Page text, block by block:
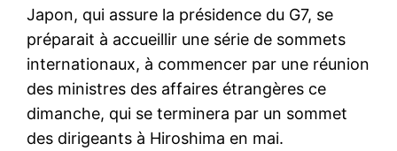
Japon, qui assure la présidence du G7, se
préparait à accueillir une série de sommets
internationaux, à commencer par une réunion
des ministres des affaires étrangères ce
dimanche, qui se terminera par un sommet
des dirigeants à Hiroshima en mai.